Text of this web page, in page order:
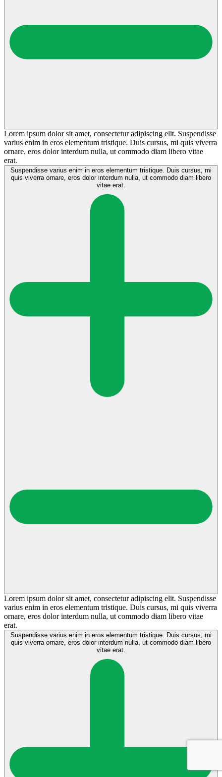
Lorem ipsum dolor sit amet, consectetur adipiscing elit. Suspendisse
varius enim in eros elementum tristique. Duis cursus, mi quis viverra
ornare, eros dolor interdum nulla, ut commodo diam libero vitae
erat.
Suspendisse varius enim in eros elementum tristique. Duis cursus, mi
quis viverra ornare, eros dolor interdum nulla, ut commodo diam libero
vitae erat.
Lorem ipsum dolor sit amet, consectetur adipiscing elit. Suspendisse
varius enim in eros elementum tristique. Duis cursus, mi quis viverra
ornare, eros dolor interdum nulla, ut commodo diam libero vitae
erat.
Suspendisse varius enim in eros elementum tristique. Duis cursus, mi
quis viverra ornare, eros dolor interdum nulla, ut commodo diam libero
vitae erat.